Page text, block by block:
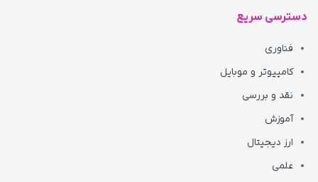
دسترسی سریع
فناوری
کامپیوتر و موبایل
نقد و بررسی
آموزش
ارز دیجیتال
علمی